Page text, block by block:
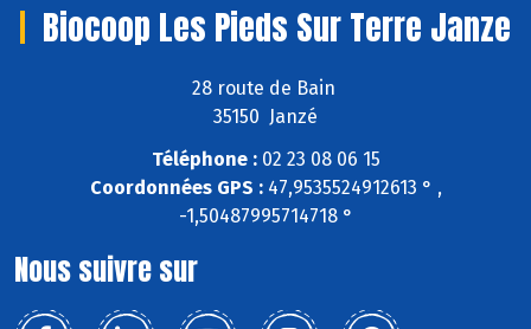
Biocoop Les Pieds Sur Terre Janze
28 route de Bain
35150 Janzé
Téléphone :02 23 08 06 15
Coordonnées GPS :47,9535524912613 ° ,
-1,50487995714718 °
Nous suivre sur